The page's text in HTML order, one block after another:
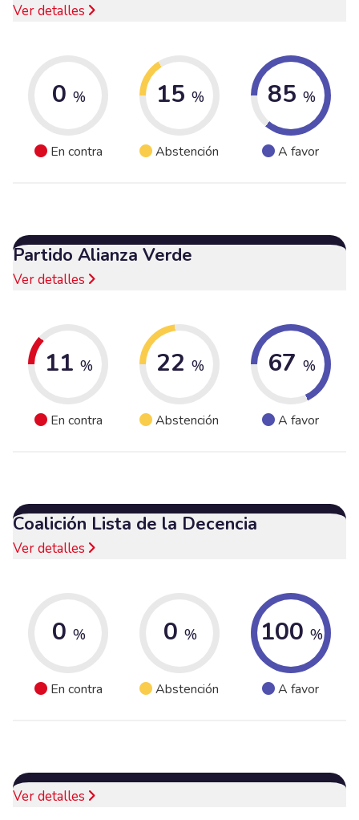
Ver detalles
0 %
En contra
15 %
Abstención
85 %
A favor
Partido Alianza Verde
Ver detalles
11 %
En contra
22 %
Abstención
67 %
A favor
Coalición Lista de la Decencia
Ver detalles
0 %
En contra
0 %
Abstención
100 %
A favor
Ver detalles